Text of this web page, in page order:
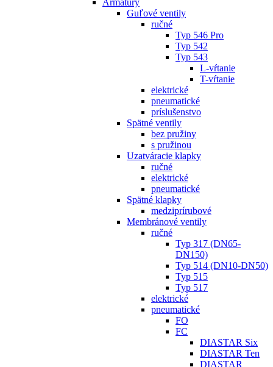
Armatúry
Guľové ventily
ručné
Typ 546 Pro
Typ 542
Typ 543
L-vŕtanie
T-vŕtanie
elektrické
pneumatické
príslušenstvo
Spätné ventily
bez pružiny
s pružinou
Uzatváracie klapky
ručné
elektrické
pneumatické
Spätné klapky
medziprírubové
Membránové ventily
ručné
Typ 317 (DN65-
DN150)
Typ 514 (DN10-DN50)
Typ 515
Typ 517
elektrické
pneumatické
FO
FC
DIASTAR Six
DIASTAR Ten
DIASTAR